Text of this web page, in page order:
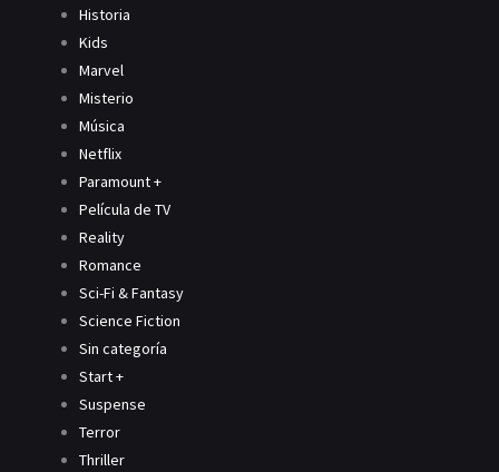
Historia
Kids
Marvel
Misterio
Música
Netflix
Paramount +
Película de TV
Reality
Romance
Sci-Fi & Fantasy
Science Fiction
Sin categoría
Start +
Suspense
Terror
Thriller